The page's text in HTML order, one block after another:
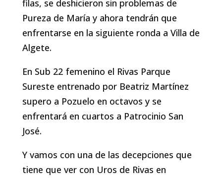
filas, se deshicieron sin problemas de
Pureza de María y ahora tendrán que
enfrentarse en la siguiente ronda a Villa de
Algete.
En Sub 22 femenino el Rivas Parque
Sureste entrenado por Beatriz Martínez
supero a Pozuelo en octavos y se
enfrentará en cuartos a Patrocinio San
José.
Y vamos con una de las decepciones que
tiene que ver con Uros de Rivas en